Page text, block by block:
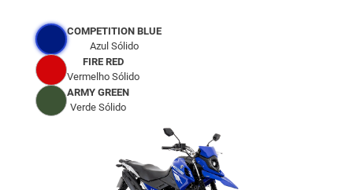
COMPETITION BLUE
Azul Sólido
FIRE RED
Vermelho Sólido
ARMY GREEN
Verde Sólido